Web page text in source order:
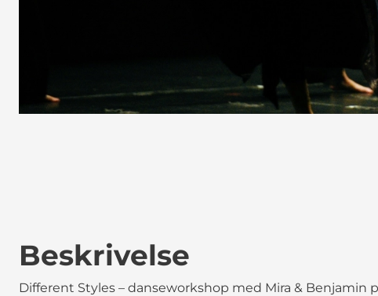
Beskrivelse
Different Styles – danseworkshop med Mira & Benjamin